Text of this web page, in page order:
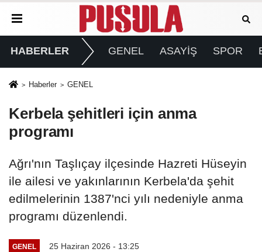
HABERLER GENEL ASAYİŞ SPOR
Haberler GENEL
Kerbela şehitleri için anma
programı
Ağrı'nın Taşlıçay ilçesinde Hazreti Hüseyin
ile ailesi ve yakınlarının Kerbela'da şehit
edilmelerinin 1387'nci yılı nedeniyle anma
programı düzenlendi.
GENEL 25 Haziran 2026 - 13:25